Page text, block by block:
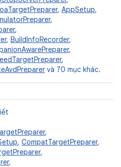
, AppSetup,
,
,
, BuildInfoRecorder,
,
,
và 70 mục khác.
,
, CompatTargetPreparer,
,
,